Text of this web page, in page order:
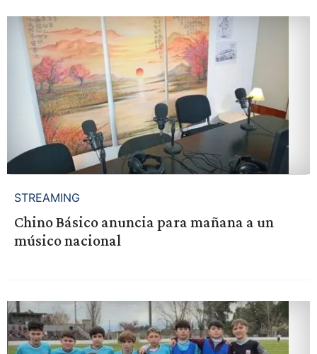
STREAMING
Chino Básico anuncia para mañana a un
músico nacional